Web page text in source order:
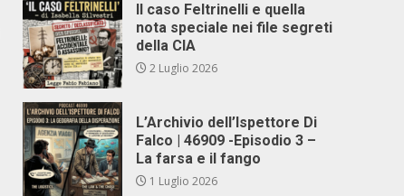
Il caso Feltrinelli e quella
nota speciale nei file segreti
della CIA
2 Luglio 2026
L’Archivio dell’Ispettore Di
Falco | 46909 -Episodio 3 –
La farsa e il fango
1 Luglio 2026